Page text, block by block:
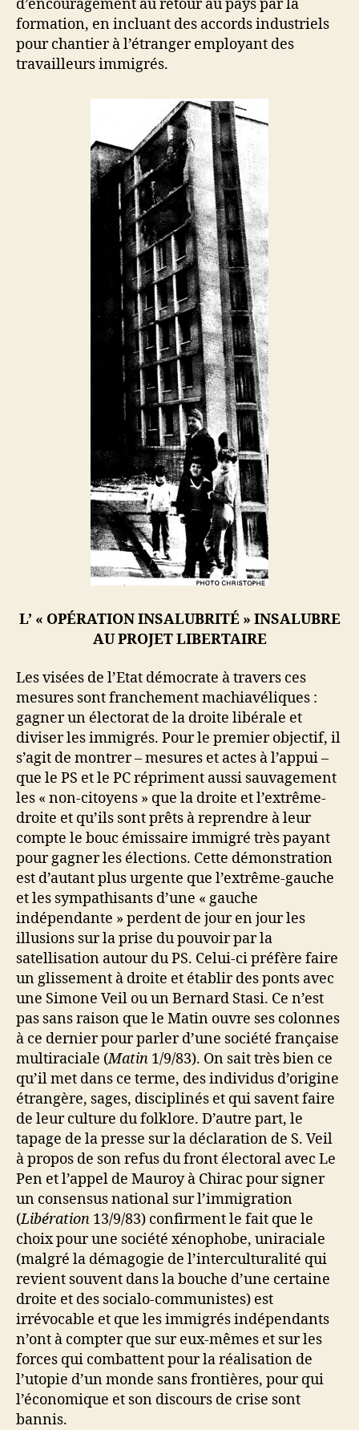
d’encouragement au retour au pays par la
formation, en incluant des accords industriels
pour chantier à l’étranger employant des
travailleurs immigrés.
L’ « OPÉRATION INSALUBRITÉ » INSALUBRE
AU PROJET LIBERTAIRE
Les visées de l’Etat démocrate à travers ces
mesures sont franchement machiavéliques :
gagner un électorat de la droite libérale et
diviser les immigrés. Pour le premier objectif, il
s’agit de montrer – mesures et actes à l’appui –
que le PS et le PC répriment aussi sauvagement
les « non-citoyens » que la droite et l’extrême-
droite et qu’ils sont prêts à reprendre à leur
compte le bouc émissaire immigré très payant
pour gagner les élections. Cette démonstration
est d’autant plus urgente que l’extrême-gauche
et les sympathisants d’une « gauche
indépendante » perdent de jour en jour les
illusions sur la prise du pouvoir par la
satellisation autour du PS. Celui-ci préfère faire
un glissement à droite et établir des ponts avec
une Simone Veil ou un Bernard Stasi. Ce n’est
pas sans raison que le Matin ouvre ses colonnes
à ce dernier pour parler d’une société française
multiraciale (Matin 1/9/83). On sait très bien ce
qu’il met dans ce terme, des individus d’origine
étrangère, sages, disciplinés et qui savent faire
de leur culture du folklore. D’autre part, le
tapage de la presse sur la déclaration de S. Veil
à propos de son refus du front électoral avec Le
Pen et l’appel de Mauroy à Chirac pour signer
un consensus national sur l’immigration
(Libération 13/9/83) confirment le fait que le
choix pour une société xénophobe, uniraciale
(malgré la démagogie de l’interculturalité qui
revient souvent dans la bouche d’une certaine
droite et des socialo-communistes) est
irrévocable et que les immigrés indépendants
n’ont à compter que sur eux-mêmes et sur les
forces qui combattent pour la réalisation de
l’utopie d’un monde sans frontières, pour qui
l’économique et son discours de crise sont
bannis.